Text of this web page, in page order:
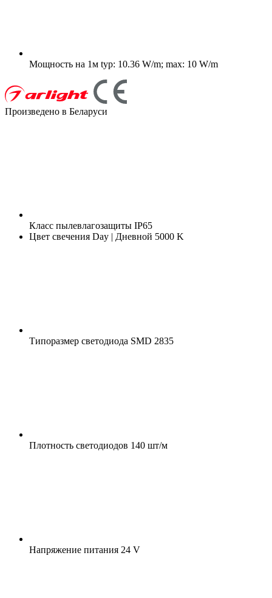
Мощность на 1м typ: 10.36 W/m; max: 10 W/m
Произведено в Беларуси
Класс пылевлагозащиты IP65
Цвет свечения Day | Дневной 5000 K
Типоразмер светодиода SMD 2835
Плотность светодиодов 140 шт/м
Напряжение питания 24 V